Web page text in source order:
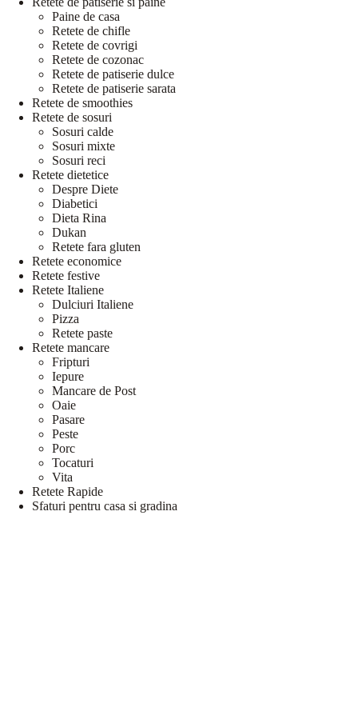
Paine de casa
Retete de chifle
Retete de covrigi
Retete de cozonac
Retete de patiserie dulce
Retete de patiserie sarata
Retete de smoothies
Retete de sosuri
Sosuri calde
Sosuri mixte
Sosuri reci
Retete dietetice
Despre Diete
Diabetici
Dieta Rina
Dukan
Retete fara gluten
Retete economice
Retete festive
Retete Italiene
Dulciuri Italiene
Pizza
Retete paste
Retete mancare
Fripturi
Iepure
Mancare de Post
Oaie
Pasare
Peste
Porc
Tocaturi
Vita
Retete Rapide
Sfaturi pentru casa si gradina